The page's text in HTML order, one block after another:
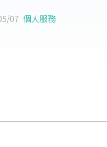
07 個人服務